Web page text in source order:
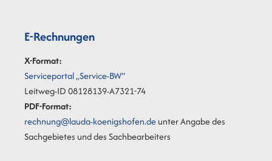
E-Rechnungen
X-Format:
Serviceportal „Service-BW“
Leitweg-ID 08128139-A7321-74
PDF-Format:
rechnung@lauda-koenigshofen.deunter Angabe des
Sachgebietes und des Sachbearbeiters